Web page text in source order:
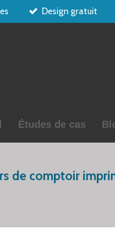
Design gratuit
Études de cas
de comptoir